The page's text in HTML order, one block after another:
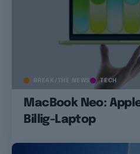
BREAK/THE NEWS TECH
MacBook Neo:
Billig-Laptop